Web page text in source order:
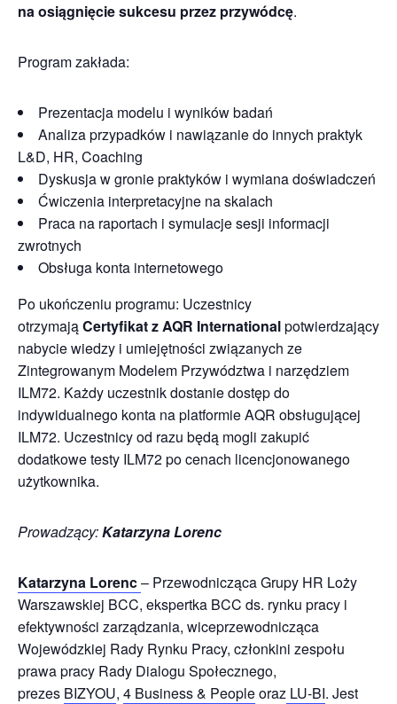
na osiągnięcie sukcesu przez przywódcę.
Program zakłada:
Prezentacja modelu i wyników badań
Analiza przypadków i nawiązanie do innych praktyk
L&D, HR, Coaching
Dyskusja w gronie praktyków i wymiana doświadczeń
Ćwiczenia interpretacyjne na skalach
Praca na raportach i symulacje sesji informacji
zwrotnych
Obsługa konta internetowego
Po ukończeniu programu: Uczestnicy
otrzymająCertyfikat z AQR Internationalpotwierdzający
nabycie wiedzy i umiejętności związanych ze
Zintegrowanym Modelem Przywództwa i narzędziem
ILM72. Każdy uczestnik dostanie dostęp do
indywidualnego konta na platformie AQR obsługującej
ILM72. Uczestnicy od razu będą mogli zakupić
dodatkowe testy ILM72 po cenach licencjonowanego
użytkownika.
Prowadzący:Katarzyna Lorenc
Katarzyna Lorenc– Przewodnicząca Grupy HR Loży
Warszawskiej BCC, ekspertka BCC ds. rynku pracy i
efektywności zarządzania, wiceprzewodnicząca
Wojewódzkiej Rady Rynku Pracy, członkini zespołu
prawa pracy Rady Dialogu Społecznego,
prezes BIZYOU, 4 Business & Peopleoraz LU-BI. Jest